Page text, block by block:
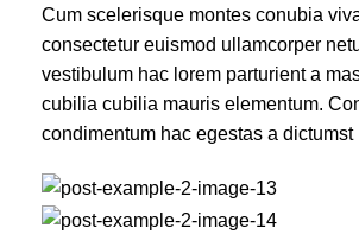
Cum scelerisque montes conubia
consectetur euismod ullamcorper
vestibulum hac lorem parturient a
cubilia cubilia mauris elementum.
condimentum hac egestas a dictumst